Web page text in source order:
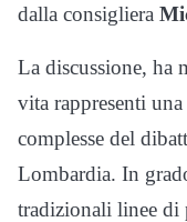
dalla consigliera
La discussione, ha
vita rappresenti
complesse del
Lombardia. In
tradizionali linee di